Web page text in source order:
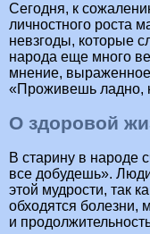
Сегодня, к
личностного роста
невзгоды, которые
народа еще много
мнение,
«Проживешь ладно,
О здоровой
В старину в народе
все добудешь».
этой мудрости, так
обходятся болезни,
и